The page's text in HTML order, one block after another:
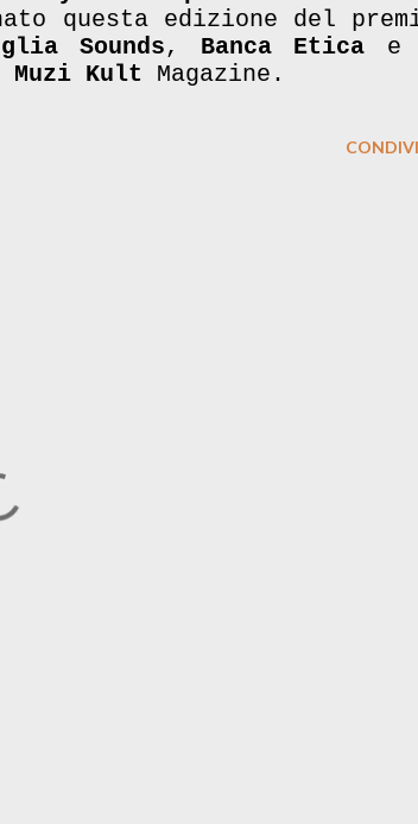
questa edizione del
Sounds, Banca Etica
Muzi Kult Magazine.